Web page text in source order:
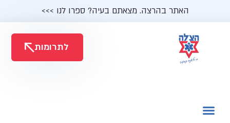
האתר בהרצה. מצאתם בעיה? ספרו לנו >>>
לתרומות